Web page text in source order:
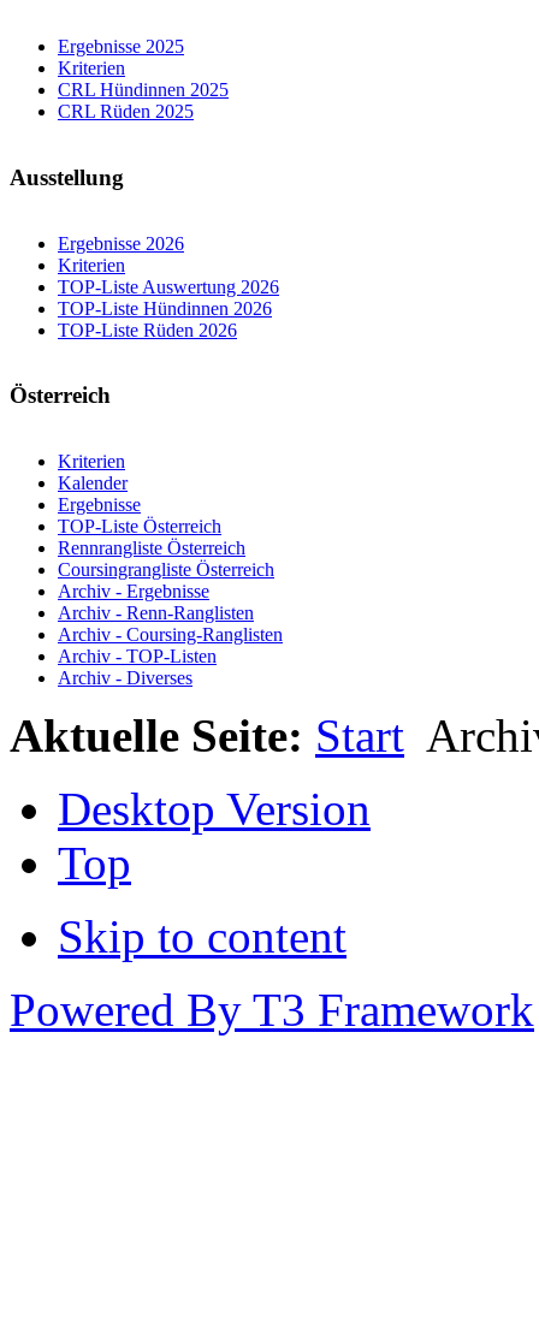
Ergebnisse 2025
Kriterien
CRL Hündinnen 2025
CRL Rüden 2025
Ausstellung
Ergebnisse 2026
Kriterien
TOP-Liste Auswertung 2026
TOP-Liste Hündinnen 2026
TOP-Liste Rüden 2026
Österreich
Kriterien
Kalender
Ergebnisse
TOP-Liste Österreich
Rennrangliste Österreich
Coursingrangliste Österreich
Archiv - Ergebnisse
Archiv - Renn-Ranglisten
Archiv - Coursing-Ranglisten
Archiv - TOP-Listen
Archiv - Diverses
Aktuelle Seite: Start
Desktop Version
Top
Skip to content
Powered By T3 Framework